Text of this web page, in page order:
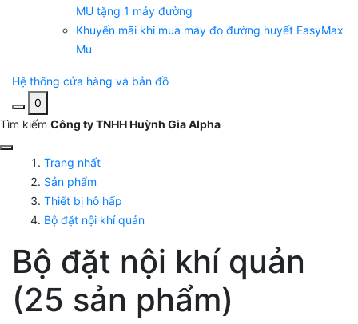
MU tặng 1 máy đường
Khuyến mãi khi mua máy đo đường huyết EasyMax
Mu
Hệ thống cửa hàng và bản đồ
0
Tìm kiếm Công ty TNHH Huỳnh Gia Alpha
Trang nhất
Sản phẩm
Thiết bị hô hấp
Bộ đặt nội khí quản
Bộ đặt nội khí quản
(25 sản phẩm)